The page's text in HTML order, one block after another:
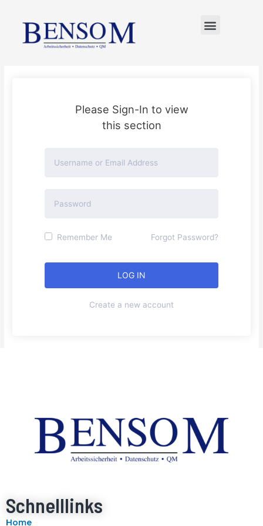
Please Sign-In to view
this section
Remember Me Forgot Password?
Create a new account
Schnelllinks
Home